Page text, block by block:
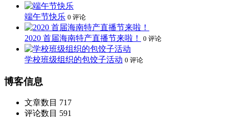
端午节快乐 0 评论
2020 首届海南特产直播节来啦！ 0 评论
学校班级组织的包饺子活动 0 评论
博客信息
文章数目 717
评论数目 591